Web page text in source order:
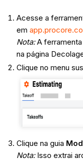
Acesse a
em
Nota:A
na página
Clique no menu
Clique na guia
Nota: Isso extrai